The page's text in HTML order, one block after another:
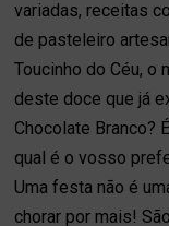
variadas, receitas
de pasteleiro
Toucinho do Céu,
deste doce que já
Chocolate Branco?
qual é o vosso
Uma festa não é
chorar por mais!